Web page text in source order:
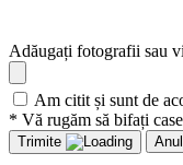
Adăugați fotografii sau
Am citit și sunt de
* Vă rugăm să bifați
Trimite